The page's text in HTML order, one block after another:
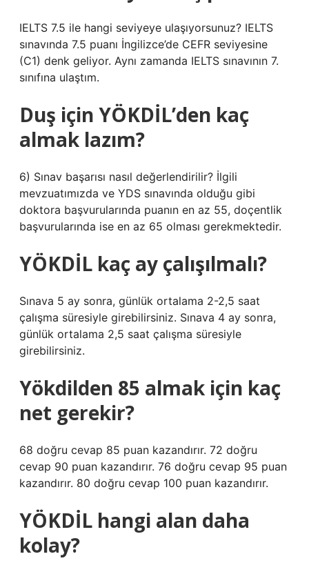
IELTS 7.5 ile hangi seviyeye ulaşıyorsunuz? IELTS
sınavında 7.5 puanı İngilizce’de CEFR seviyesine
(C1) denk geliyor. Aynı zamanda IELTS sınavının 7.
sınıfına ulaştım.
Duş için YÖKDİL’den kaç
almak lazım?
6) Sınav başarısı nasıl değerlendirilir? İlgili
mevzuatımızda ve YDS sınavında olduğu gibi
doktora başvurularında puanın en az 55, doçentlik
başvurularında ise en az 65 olması gerekmektedir.
YÖKDİL kaç ay çalışılmalı?
Sınava 5 ay sonra, günlük ortalama 2-2,5 saat
çalışma süresiyle girebilirsiniz. Sınava 4 ay sonra,
günlük ortalama 2,5 saat çalışma süresiyle
girebilirsiniz.
Yökdilden 85 almak için kaç
net gerekir?
68 doğru cevap 85 puan kazandırır. 72 doğru
cevap 90 puan kazandırır. 76 doğru cevap 95 puan
kazandırır. 80 doğru cevap 100 puan kazandırır.
YÖKDİL hangi alan daha
kolay?